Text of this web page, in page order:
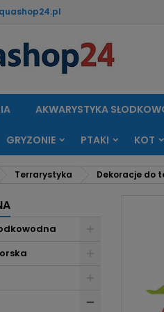
AKWARYSTYKA
GRYZONIE PTAKI KOT
Terrarystyka Dekoracje do